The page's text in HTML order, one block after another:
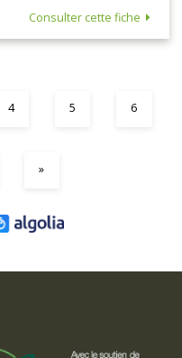
Consulter cette fiche
4 5 6
»